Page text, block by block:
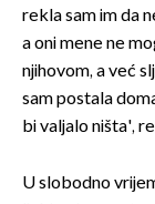
rekla sam im da
a oni mene ne
njihovom, a već
sam postala
bi valjalo ništa',
U slobodno